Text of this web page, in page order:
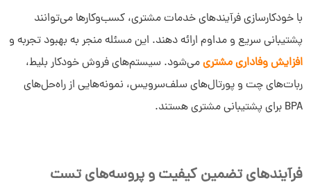
با خودکارسازی فرآیندهای خدمات مشتری، کسب‌وکارها می‌توانند
پشتیبانی سریع و مداوم ارائه دهند. این مسئله منجر به بهبود تجربه و
افزایش وفاداری مشتریمی‌شود. سیستم‌های فروش خودکار بلیط،
ربات‌های چت و پورتال‌های سلف‌سرویس، نمونه‌هایی از راه‌حل‌های
BPA برای پشتیبانی مشتری هستند.
فرآیندهای تضمین کیفیت و پروسه‌های تست